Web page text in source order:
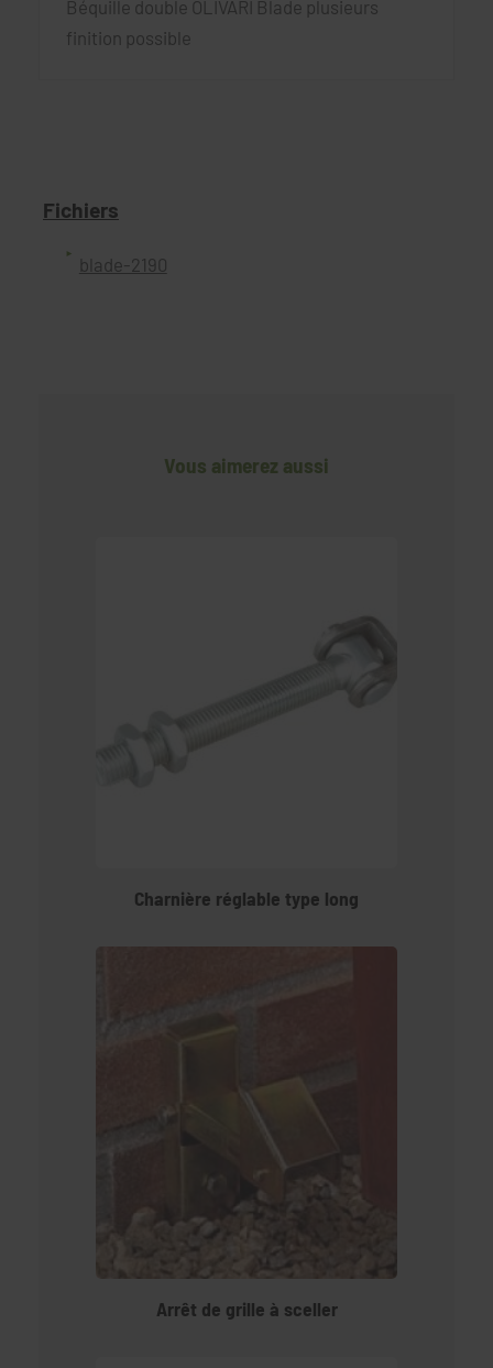
Béquille double OLIVARI Blade plusieurs
finition possible
Fichiers
blade-2190
Vous aimerez aussi
Charnière réglable type long
Arrêt de grille à sceller